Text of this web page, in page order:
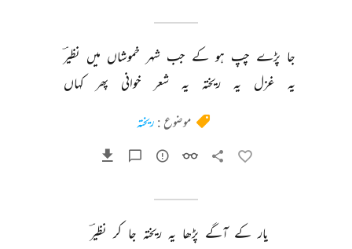
جا پڑے چپ ہو کے جب شہر خموشاں میں نظیرؔ
یہ
غزل یہ ریختہ یہ شعر خوانی پھر کہاں
موضوع : ریختہ
یار کے آگے پڑھا یہ ریختہ جا کر نظیرؔ